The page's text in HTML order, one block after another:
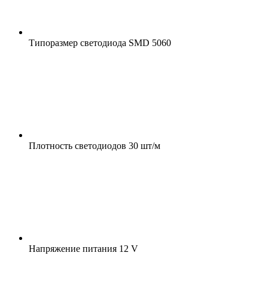
Типоразмер светодиода SMD 5060
Плотность светодиодов 30 шт/м
Напряжение питания 12 V